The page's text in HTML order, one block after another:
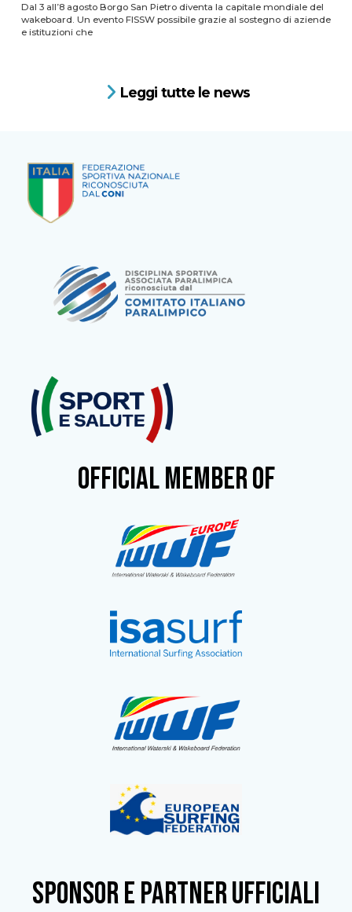
Dal 3 all’8 agosto Borgo San Pietro diventa la capitale mondiale del
wakeboard. Un evento FISSW possibile grazie al sostegno di aziende
e istituzioni che
Leggi tutte le news
OFFICIAL MEMBER OF
SPONSOR e partner ufficiali